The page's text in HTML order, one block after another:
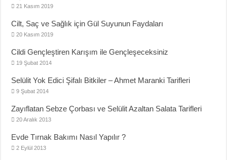
21 Kasım 2019
Cilt, Saç ve Sağlık için Gül Suyunun Faydaları
20 Kasım 2019
Cildi Gençleştiren Karışım ile Gençleşeceksiniz
19 Şubat 2014
Selülit Yok Edici Şifalı Bitkiler – Ahmet Maranki Tarifleri
9 Şubat 2014
Zayıflatan Sebze Çorbası ve Selülit Azaltan Salata Tarifleri
20 Aralık 2013
Evde Tırnak Bakımı Nasıl Yapılır ?
2 Eylül 2013